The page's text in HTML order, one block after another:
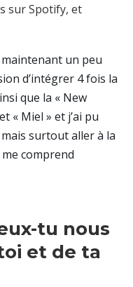
sur Spotify, et
un peu
d’intégrer 4 fois la
que la « New
« Miel » et j’ai pu
surtout aller à la
comprend
tu nous
et de ta